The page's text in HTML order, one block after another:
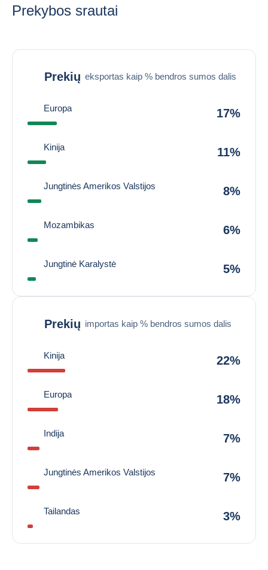
Prekybos srautai
Prekių eksportas kaip % bendros sumos dalis
Europa 17%
Kinija 11%
Jungtinės Amerikos Valstijos 8%
Mozambikas 6%
Jungtinė Karalystė 5%
Prekių importas kaip % bendros sumos dalis
Kinija 22%
Europa 18%
Indija 7%
Jungtinės Amerikos Valstijos 7%
Tailandas 3%